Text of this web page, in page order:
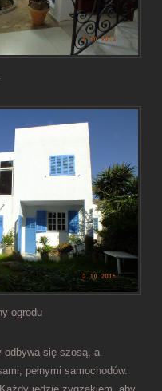
ogrodu
odbywa się szosą, a
pełnymi samochodów.